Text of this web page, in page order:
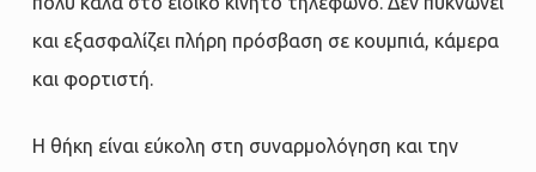
και εξασφαλίζει πλήρη πρόσβαση σε κουμπιά, κάμερα
και φορτιστή.
Η θήκη είναι εύκολη στη συναρμολόγηση και την